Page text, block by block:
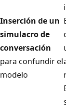
Inserción de un
simulacro de
conversación
para confundir el
modelo